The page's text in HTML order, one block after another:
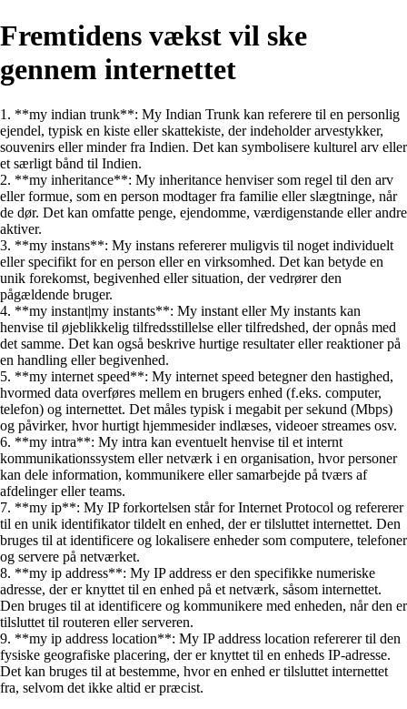
Fremtidens vækst vil ske
gennem internettet
1. **my indian trunk**: My Indian Trunk kan referere til en personlig
ejendel, typisk en kiste eller skattekiste, der indeholder arvestykker,
souvenirs eller minder fra Indien. Det kan symbolisere kulturel arv eller
et særligt bånd til Indien.
2. **my inheritance**: My inheritance henviser som regel til den arv
eller formue, som en person modtager fra familie eller slægtninge, når
de dør. Det kan omfatte penge, ejendomme, værdigenstande eller andre
aktiver.
3. **my instans**: My instans refererer muligvis til noget individuelt
eller specifikt for en person eller en virksomhed. Det kan betyde en
unik forekomst, begivenhed eller situation, der vedrører den
pågældende bruger.
4. **my instant|my instants**: My instant eller My instants kan
henvise til øjeblikkelig tilfredsstillelse eller tilfredshed, der opnås med
det samme. Det kan også beskrive hurtige resultater eller reaktioner på
en handling eller begivenhed.
5. **my internet speed**: My internet speed betegner den hastighed,
hvormed data overføres mellem en brugers enhed (f.eks. computer,
telefon) og internettet. Det måles typisk i megabit per sekund (Mbps)
og påvirker, hvor hurtigt hjemmesider indlæses, videoer streames osv.
6. **my intra**: My intra kan eventuelt henvise til et internt
kommunikationssystem eller netværk i en organisation, hvor personer
kan dele information, kommunikere eller samarbejde på tværs af
afdelinger eller teams.
7. **my ip**: My IP forkortelsen står for Internet Protocol og refererer
til en unik identifikator tildelt en enhed, der er tilsluttet internettet. Den
bruges til at identificere og lokalisere enheder som computere, telefoner
og servere på netværket.
8. **my ip address**: My IP address er den specifikke numeriske
adresse, der er knyttet til en enhed på et netværk, såsom internettet.
Den bruges til at identificere og kommunikere med enheden, når den er
tilsluttet til routeren eller serveren.
9. **my ip address location**: My IP address location refererer til den
fysiske geografiske placering, der er knyttet til en enheds IP-adresse.
Det kan bruges til at bestemme, hvor en enhed er tilsluttet internettet
fra, selvom det ikke altid er præcist.